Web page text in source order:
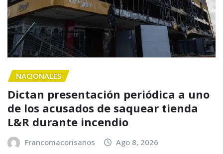
NACIONALES
Dictan presentación periódica a uno
de los acusados de saquear tienda
L&R durante incendio
Francomacorisanos Ago 8, 2026